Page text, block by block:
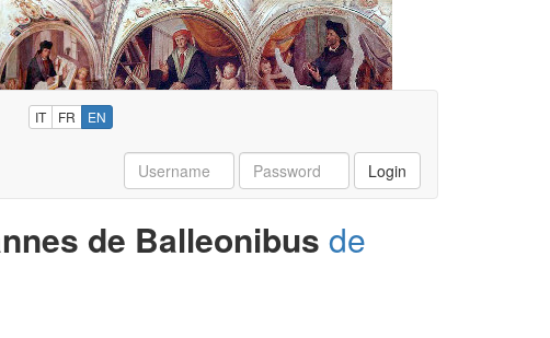
IT FR EN
Username Password Login
de Balleonibus de